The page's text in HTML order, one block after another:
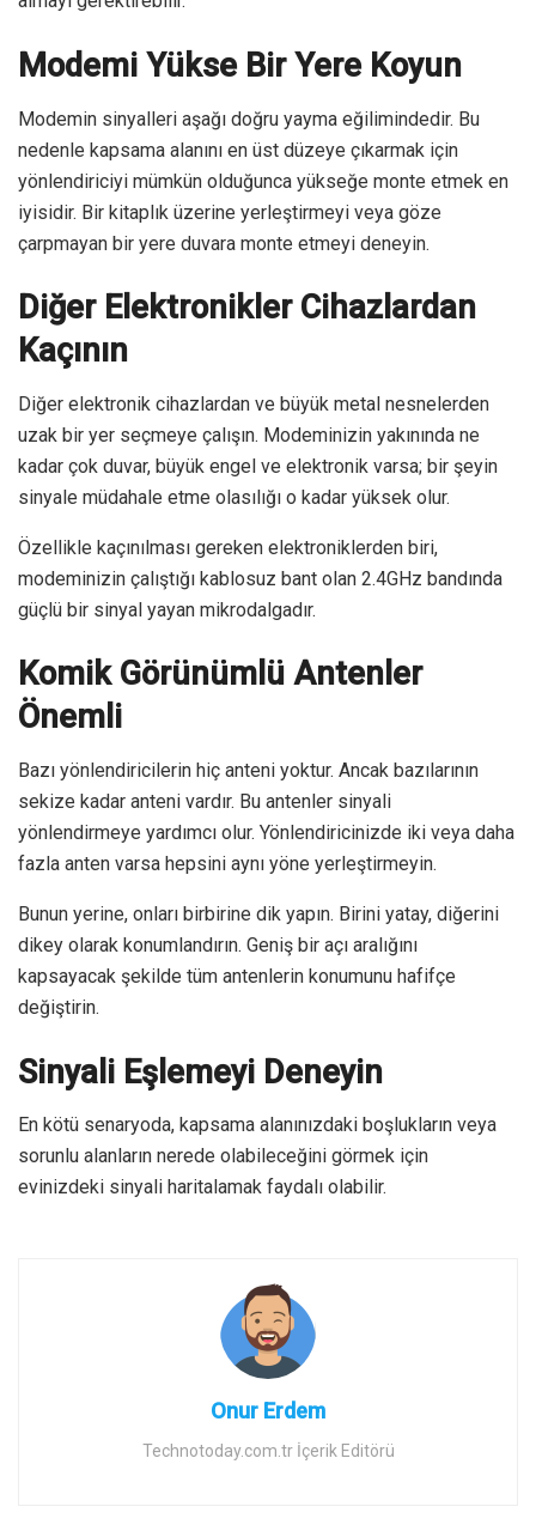
Modemi Yükse Bir Yere Koyun
Modemin sinyalleri aşağı doğru yayma eğilimindedir. Bu
nedenle kapsama alanını en üst düzeye çıkarmak için
yönlendiriciyi mümkün olduğunca yükseğe monte etmek en
iyisidir. Bir kitaplık üzerine yerleştirmeyi veya göze
çarpmayan bir yere duvara monte etmeyi deneyin.
Diğer Elektronikler Cihazlardan
Kaçının
Diğer elektronik cihazlardan ve büyük metal nesnelerden
uzak bir yer seçmeye çalışın. Modeminizin yakınında ne
kadar çok duvar, büyük engel ve elektronik varsa; bir şeyin
sinyale müdahale etme olasılığı o kadar yüksek olur.
Özellikle kaçınılması gereken elektroniklerden biri,
modeminizin çalıştığı kablosuz bant olan 2.4GHz bandında
güçlü bir sinyal yayan mikrodalgadır.
Komik Görünümlü Antenler
Önemli
Bazı yönlendiricilerin hiç anteni yoktur. Ancak bazılarının
sekize kadar anteni vardır. Bu antenler sinyali
yönlendirmeye yardımcı olur. Yönlendiricinizde iki veya daha
fazla anten varsa hepsini aynı yöne yerleştirmeyin.
Bunun yerine, onları birbirine dik yapın. Birini yatay, diğerini
dikey olarak konumlandırın. Geniş bir açı aralığını
kapsayacak şekilde tüm antenlerin konumunu hafifçe
değiştirin.
Sinyali Eşlemeyi Deneyin
En kötü senaryoda, kapsama alanınızdaki boşlukların veya
sorunlu alanların nerede olabileceğini görmek için
evinizdeki sinyali haritalamak faydalı olabilir.
Onur Erdem
Technotoday.com.tr İçerik Editörü